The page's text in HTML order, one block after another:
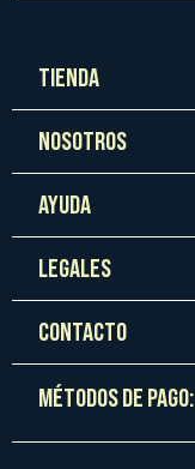
TIENDA
NOSOTROS
AYUDA
LEGALES
CONTACTO
MÉTODOS DE PAGO: